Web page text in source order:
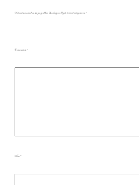
Votre adresse e-mail ne sera pas publiée. Les champs obligatoires sont indiqués avec*
Commentaire*
Nom *